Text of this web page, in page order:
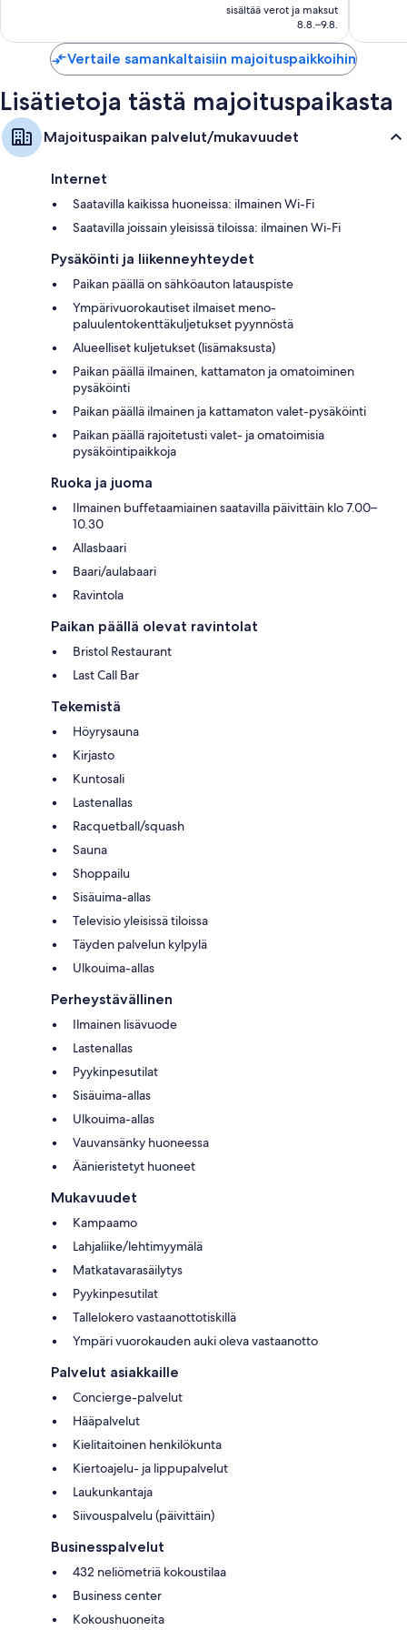
Muihin huoneiden mukavuuksiin lukeutuvat:
Ilmaiset vauvansängyt ja ilmaiset lisävuoteet
Kylpyhuoneet, joista löytyy syvät kylpyammeet ja ilmaiset
32-tuumainen LED-televisio, josta löytyy korkealuokkaiset kanavat
Päivittäinen siivous, työpöydät ja puhelimet
on
148 €
sisältää verot ja maksut
8.8.–9.8.
Vertaile samankaltaisiin majoituspaikkoihin
Lisätietoja tästä majoituspaikasta
Majoituspaikan palvelut/mukavuudet
Internet
Saatavilla kaikissa huoneissa: ilmainen Wi-Fi
Saatavilla joissain yleisissä tiloissa: ilmainen Wi-Fi
Pysäköinti ja liikenneyhteydet
Paikan päällä on sähköauton latauspiste
Ympärivuorokautiset ilmaiset meno-
paluulentokenttäkuljetukset pyynnöstä
Alueelliset kuljetukset (lisämaksusta)
Paikan päällä ilmainen, kattamaton ja omatoiminen
pysäköinti
Paikan päällä ilmainen ja kattamaton valet-pysäköinti
Paikan päällä rajoitetusti valet- ja omatoimisia
pysäköintipaikkoja
Ruoka ja juoma
Ilmainen buffetaamiainen saatavilla päivittäin klo 7.00–
10.30
Allasbaari
Baari/aulabaari
Ravintola
Paikan päällä olevat ravintolat
Bristol Restaurant
Last Call Bar
Tekemistä
Höyrysauna
Kirjasto
Kuntosali
Lastenallas
Racquetball/squash
Sauna
Shoppailu
Sisäuima-allas
Televisio yleisissä tiloissa
Täyden palvelun kylpylä
Ulkouima-allas
Perheystävällinen
Ilmainen lisävuode
Lastenallas
Pyykinpesutilat
Sisäuima-allas
Ulkouima-allas
Vauvansänky huoneessa
Äänieristetyt huoneet
Mukavuudet
Kampaamo
Lahjaliike/lehtimyymälä
Matkatavarasäilytys
Pyykinpesutilat
Tallelokero vastaanottotiskillä
Ympäri vuorokauden auki oleva vastaanotto
Palvelut asiakkaille
Concierge-palvelut
Hääpalvelut
Kielitaitoinen henkilökunta
Kiertoajelu- ja lippupalvelut
Laukunkantaja
Siivouspalvelu (päivittäin)
Businesspalvelut
432 neliömetriä kokoustilaa
Business center
Kokoushuoneita